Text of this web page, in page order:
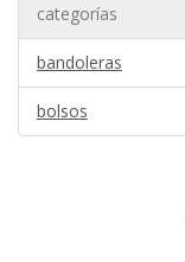
categorías
bandoleras
bolsos